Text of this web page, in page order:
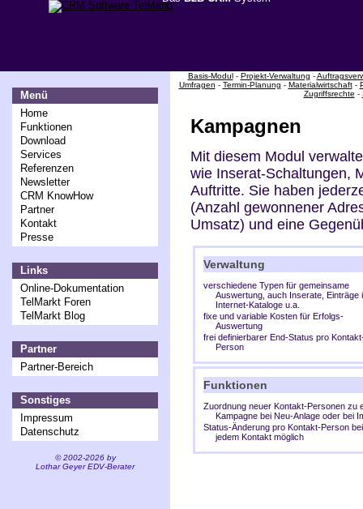
Menü
Home
Funktionen
Download
Services
Referenzen
Newsletter
CRM KnowHow
Partner
Kontakt
Presse
Links
Online-Dokumentation
TelMarkt Foren
TelMarkt Blog
Partner
Partner-Bereich
Sonstiges
Impressum
Datenschutz
© 2002-2026 by
Lothar Geyer EDV-Berater
Basis-Modul- Projekt-Verwaltung -
Umfragen - Termin-Planung - Materialwirtschaft-
Zugriffsrechte -
Kampagnen
Mit diesem Modul
wie Inserat-Schaltungen,
Auftritte. Sie haben
(Anzahl gewonnener
Umsatz) und eine
Verwaltung
verschiedene Typen für gemeinsame
Auswertung, auch Inserate, Einträge
Internet-Kataloge u.a.
fixe und variable Kosten für Erfolgs-
Auswertung
frei definierbarer End-Status pro
Person
Funktionen
Zuordnung neuer Kontakt-Personen zu
Kampagne bei Neu-Anlage oder bei
Status-Änderung pro Kontakt-Person bei
jedem Kontakt möglich